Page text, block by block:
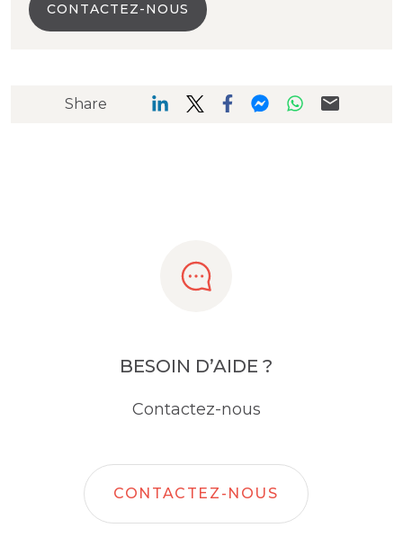
CONTACTEZ-NOUS
Share
BESOIN D’AIDE ?
Contactez-nous
CONTACTEZ-NOUS